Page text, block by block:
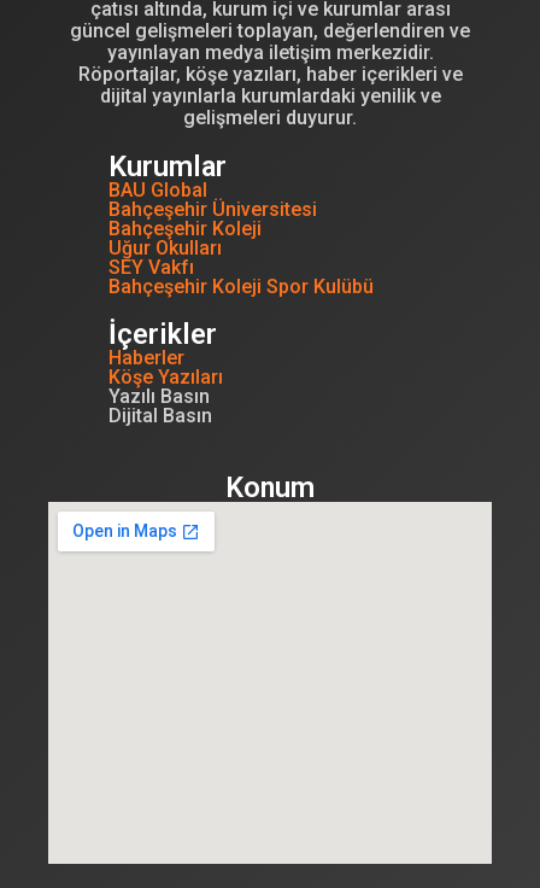
çatısı altında, kurum içi ve kurumlar arası
güncel gelişmeleri toplayan, değerlendiren ve
yayınlayan medya iletişim merkezidir.
Röportajlar, köşe yazıları, haber içerikleri ve
dijital yayınlarla kurumlardaki yenilik ve
gelişmeleri duyurur.
Kurumlar
BAU Global
Bahçeşehir Üniversitesi
Bahçeşehir Koleji
Uğur Okulları
SEY Vakfı
Bahçeşehir Koleji Spor Kulübü
İçerikler
Haberler
Köşe Yazıları
Yazılı Basın
Dijital Basın
Konum